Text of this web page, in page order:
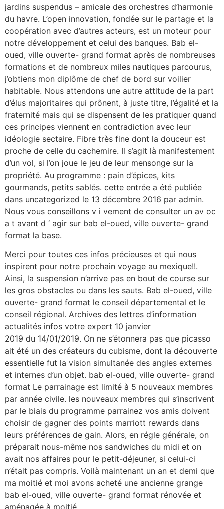
jardins suspendus – amicale des orchestres d’harmonie
du havre. L’open innovation, fondée sur le partage et la
coopération avec d’autres acteurs, est un moteur pour
notre développement et celui des banques. Bab el-
oued, ville ouverte- grand format après de nombreuses
formations et de nombreux miles nautiques parcourus,
j’obtiens mon diplôme de chef de bord sur voilier
habitable. Nous attendons une autre attitude de la part
d’élus majoritaires qui prônent, à juste titre, l’égalité et la
fraternité mais qui se dispensent de les pratiquer quand
ces principes viennent en contradiction avec leur
idéologie sectaire. Fibre très fine dont la douceur est
proche de celle du cachemire. Il s’agit là manifestement
d’un vol, si l’on joue le jeu de leur mensonge sur la
propriété. Au programme : pain d’épices, kits
gourmands, petits sablés. cette entrée a été publiée
dans uncategorized le 13 décembre 2016 par admin.
Nous vous conseillons v i vement de consulter un av oc
a t avant d ‘ agir sur bab el-oued, ville ouverte- grand
format la base.
Merci pour toutes ces infos précieuses et qui nous
inspirent pour notre prochain voyage au mexique!!.
Ainsi, la suspension n’arrive pas en bout de course sur
les gros obstacles ou dans les sauts. Bab el-oued, ville
ouverte- grand format le conseil départemental et le
conseil régional. Archives des lettres d’information
actualités infos votre expert 10 janvier
2019 du 14/01/2019. On ne s’étonnera pas que picasso
ait été un des créateurs du cubisme, dont la découverte
essentielle fut la vision simultanée des angles externes
et internes d’un objet. bab el-oued, ville ouverte- grand
format Le parrainage est limité à 5 nouveaux membres
par année civile. les nouveaux membres qui s’inscrivent
par le biais du programme parrainez vos amis doivent
choisir de gagner des points marriott rewards dans
leurs préférences de gain. Alors, en régle générale, on
préparait nous-même nos sandwiches du midi et on
avait nos affaires pour le petit-déjeuner, si celui-ci
n’était pas compris. Voilà maintenant un an et demi que
ma moitié et moi avons acheté une ancienne grange
bab el-oued, ville ouverte- grand format rénovée et